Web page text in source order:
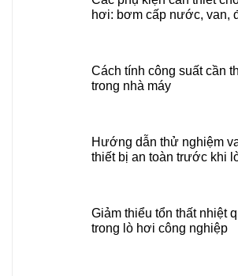
hơi: bơm cấp nước, van,
Cách tính công suất cần
trong nhà máy
Hướng dẫn thử nghiệm
thiết bị an toàn trước khi
Giảm thiểu tổn thất nhiệt
trong lò hơi công nghiệp